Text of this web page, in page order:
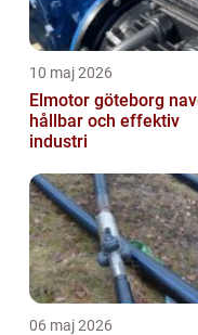
10 maj 2026
Elmotor göteborg navet i
hållbar och effektiv
industri
06 maj 2026